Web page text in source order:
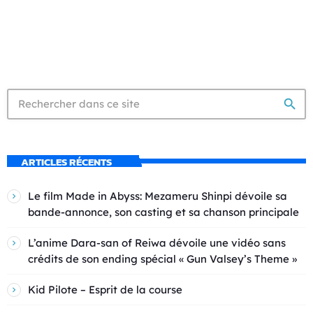
search
ARTICLES RÉCENTS
Le film Made in Abyss: Mezameru Shinpi dévoile sa
bande-annonce, son casting et sa chanson principale
L’anime Dara-san of Reiwa dévoile une vidéo sans
crédits de son ending spécial « Gun Valsey’s Theme »
Kid Pilote – Esprit de la course